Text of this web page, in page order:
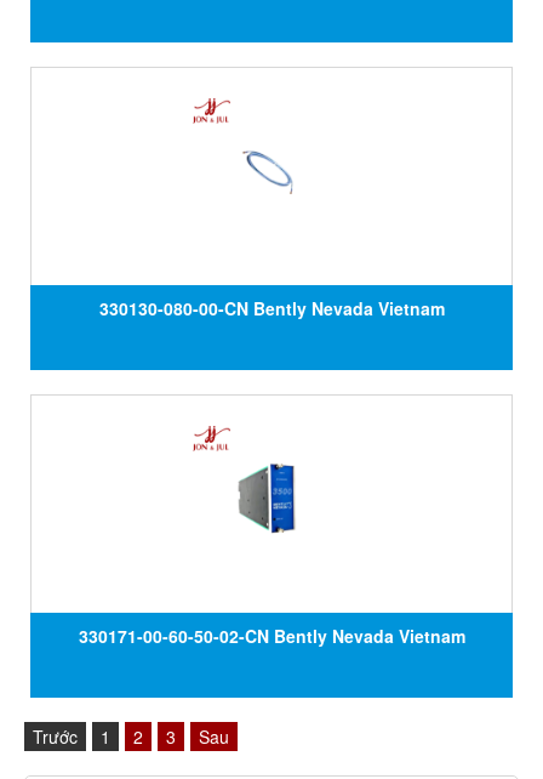
330130-080-00-CN Bently Nevada Vietnam
330171-00-60-50-02-CN Bently Nevada Vietnam
Trước 1 2 3 Sau